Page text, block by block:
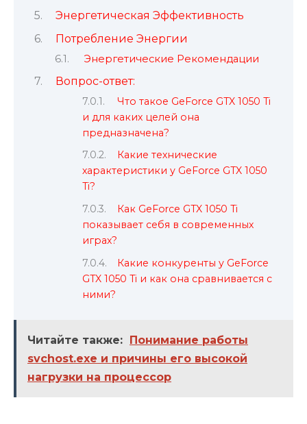
Энергетическая Эффективность
Потребление Энергии
Энергетические Рекомендации
Вопрос-ответ:
Что такое GeForce GTX 1050 Ti
и для каких целей она
предназначена?
Какие технические
характеристики у GeForce GTX 1050
Ti?
Как GeForce GTX 1050 Ti
показывает себя в современных
играх?
Какие конкуренты у GeForce
GTX 1050 Ti и как она сравнивается с
ними?
Читайте также: Понимание работы
svchost.exe и причины его высокой
нагрузки на процессор